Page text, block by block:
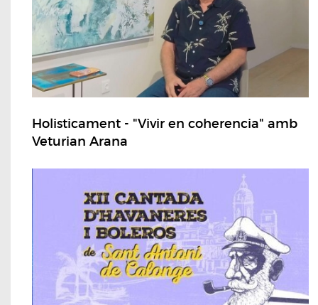
Holisticament - "Vivir en coherencia" amb
Veturian Arana